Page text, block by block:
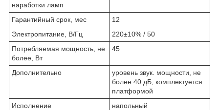
наработки ламп
Гарантийный срок, мес
12
Электропитание, В/Гц
220±10% / 50
Потребляемая мощность, не
более, Вт
45
Дополнительно
уровень звук. мощности, не
более 40 дБ, комплектуется
платформой
Исполнение
напольный